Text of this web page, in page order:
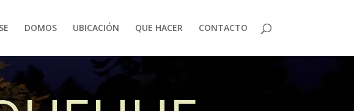
DOMOS UBICACIÓN QUE HACER CONTACTO